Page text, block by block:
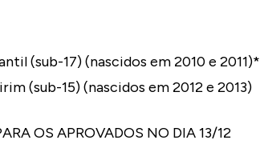
(sub-17) (nascidos em 2010 e 2011)*
(sub-15) (nascidos em 2012 e 2013)
OS APROVADOS NO DIA 13/12